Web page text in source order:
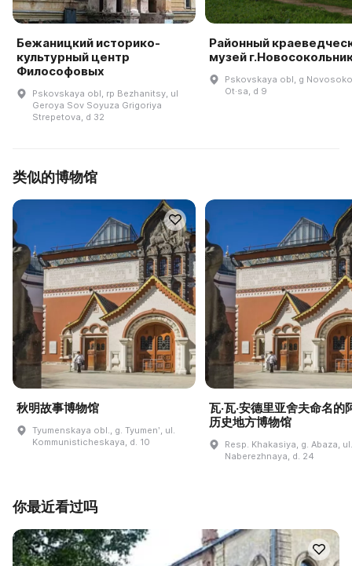
Бежаницкий историко-
культурный центр
Философовых
Pskovskaya obl, rp Bezhanitsy, ul
Geroya Sov Soyuza Grigoriya
Strepetova, d 32
Районный
музей
Pskovskaya obl, g
Ot·sa, d 9
类似的博物馆
秋明故事博物馆
Tyumenskaya obl., g. Tyumenʹ, ul.
Kommunisticheskaya, d. 10
瓦·瓦·安德里亚舍夫命名的
历史地方博物馆
Resp. Khakasiya, g. Abaza, ul.
Naberezhnaya, d. 24
你最近看过吗